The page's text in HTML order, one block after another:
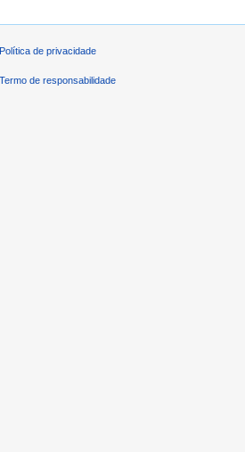
Política de privacidade
Termo de responsabilidade